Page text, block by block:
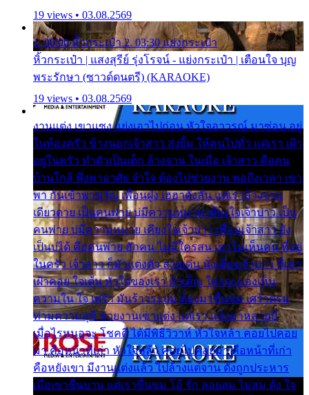
19 views • 03.08.2569
1. 00:00 หิ้วกระเป๋า 2. 03:30 แย่งกระเป๋า
หิ้วกระเป๋า | แสงสุรีย์ รุ่งโรจน์ - แย่งกระเป๋า | เตือนใจ บุญ
พระรักษา (ซาวด์ดนตรี) (KARAOKE)
19 views • 03.08.2569
งานแต่ง เขาแซง แย่งเอาไปก่อน หัวใจอาวรณ์ มาซ่อน อยู่
ในห้องครัว ข้างนอกเจ้าสาว ส่งยิ้ม ให้คนไปทั่ว แต่เรา เฝ้า
อยู่ในครัว ทำตัวเป็นเด็ก ล้างจาน ในเมื่อ เจ้าสาว คือคน
บ้านใกล้ พึ่งพาอาศัย จำใจ ต้องไปช่วยงาน พอถึงเวลา เขา
พา กันเข้าพาขวัญ เพื่อนฝูง เฮฮาดังลั่น แต่เราล้างจาน
เดียวดาย เป็นคนพ่าย บ่มีความหมาย เคียงใจเจ้าบ่าว เป็น
คนพ่าย บ่มีความหมาย เคียงใจเจ้าบ่าว เพื่อนเจ้าสาว ยัง
เป็นบ่ได้ คือคนพ่าย ฮักคน ไม่มีใครสน เขาไม่เห็นคน ที่อยู่
ในครัว เจ้าสาว ก็มัวแต่งตัว สวยเด่น นั่งเคียงเจ้าบ่าว ที่เขา
เฝ้าคอย ใจเต้น หัวใจของเรา ลำเค็ญ ใครจะมองเห็น
ความใน ใจ เศร้า มันร้าวระบม ต้องมาขื่นขม เศร้าตรม
ท่ามความสุขี ช่วยงานเขาแต่ง แต่เรา แล้งมาหลายปี
เมื่อไรหนอจะ โชคดี ได้มีพิธีวิวาห์ หัวใจหล้า คอยไปคอย
มา คือหน้าที่เก่า หัวใจหล้า คอยไปคอยมา คือหน้าที่เก่า
คือหยังเขา มีงานแต่งแล้ว ไปล้างแต่จาน ดั่งถูกประหาร
เมื่อเขาชื่นบาน แต่เราขื่นขม โอ้ รัก ลอยลม ไม่สม ดัง ใจ